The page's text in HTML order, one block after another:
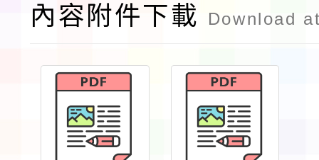
內容附件下載 Download